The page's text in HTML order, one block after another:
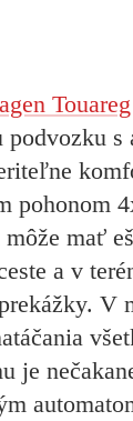
Touareg
podvozku s
pohonom
mať
a v
V
je